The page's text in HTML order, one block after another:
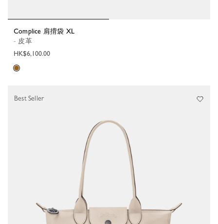
Complice 肩揹袋 XL
- 皮革
HK$6,100.00
Best Seller